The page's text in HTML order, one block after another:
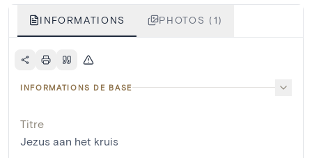
INFORMATIONS PHOTOS (1)
INFORMATIONS DE BASE
Titre
Jezus aan het kruis